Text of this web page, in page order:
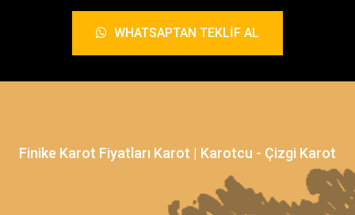
WHATSAPTAN TEKLIF AL
Finike Karot Fiyatları Karot | Karotcu - Çizgi Karot